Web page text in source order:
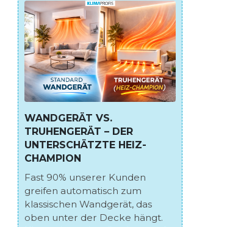
WANDGERÄT VS.
TRUHENGERÄT – DER
UNTERSCHÄTZTE HEIZ-
CHAMPION
Fast 90% unserer Kunden
greifen automatisch zum
klassischen Wandgerät, das
oben unter der Decke hängt.